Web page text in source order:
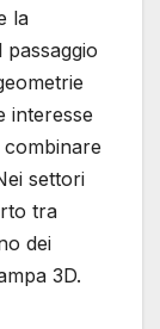
la
interesse
settori
tra
dei
3D.